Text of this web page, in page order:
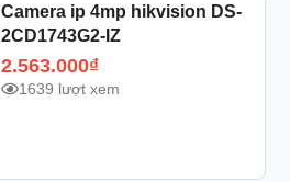
Camera ip 4mp hikvision DS-
2CD1743G2-IZ
2.563.000₫
1639 lượt xem